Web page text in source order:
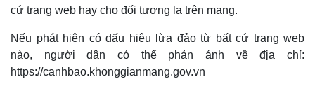
cứ trang web hay cho đối tượng lạ trên mạng.
Nếu phát hiện có dấu hiệu lừa đảo từ bất cứ trang web
nào, người dân có thể phản ánh về địa chỉ:
https://canhbao.khonggianmang.gov.vn